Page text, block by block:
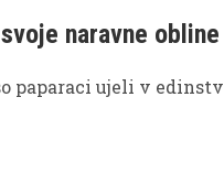
naravne obline
paparaci ujeli v